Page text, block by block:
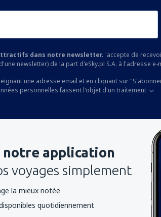
dans notre newsletter. 'accepte de
newsletter) de la part d'eSky.pl S.A. à l'adresse e-
une adresse email et en cliquant sur
personnelles fassent l'objet d'un traitement
notre application
voyages simplement
la mieux notée
quotidiennement